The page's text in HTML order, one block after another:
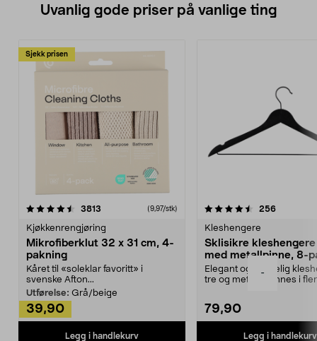
-
Uvanlig gode priser på vanlige ting
Sjekk prisen
3813 anmeldelser(9,97/stk)
Kjøkkenrengjøring
Mikrofiberklut 32 x 31 cm, 4-
pakning
Kåret til «soleklar favoritt» i
svenske Afton...
Utførelse: Grå/beige
39,90
Legg i handlekurv
4.5av 5 stjerner 256
Kleshengere
Sklisikre
med metallpinne, 8-
Elegant og skikkelig
tre og metall – finnes i
79,90
Legg i handlekurv
4.5av 5 stjerner